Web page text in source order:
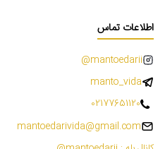
اطلاعات تماس
mantoedarii@
manto_vida
02177651120
mantoedarivida@gmail.com